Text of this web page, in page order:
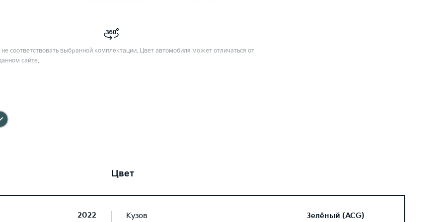
соответствовать выбранной комплектации. Цвет автомобиля может отличаться от
сайте.
2022
Цвет
Кузов Зелёный (ACG)